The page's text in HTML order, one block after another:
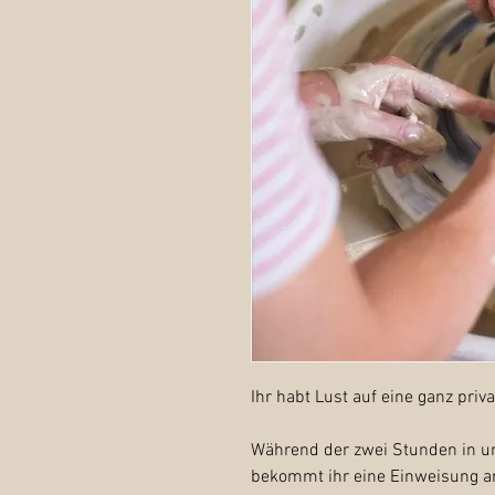
Ihr habt Lust auf eine ganz
Während der zwei Stunden in
bekommt ihr eine Einweisung